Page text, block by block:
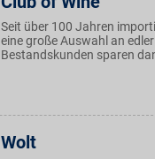
Seit über 100 Jahren
eine große Auswahl an
Bestandskunden sparen
Wolt